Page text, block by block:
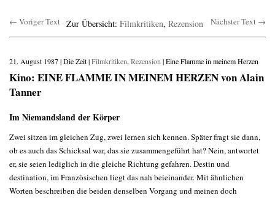
← Voriger Text Zur Übersicht: Filmkritiken, Rezension Nächster Text →
21. August 1987 | Die Zeit |Filmkritiken, Rezension | Eine Flamme in meinem Herzen
Kino: EINE FLAMME IN MEINEM HERZEN von Alain
Tanner
Im Niemandsland der Körper
Zwei sitzen im gleichen Zug, zwei lernen sich kennen. Später fragt sie dann,
ob es auch das Schicksal war, das sie zusammengeführt hat? Nein, antwortet
er, sie seien lediglich in die gleiche Richtung gefahren. Destin und
destination, im Französischen liegt das nah beieinander. Mit ähnlichen
Worten beschreiben die beiden denselben Vorgang und meinen doch